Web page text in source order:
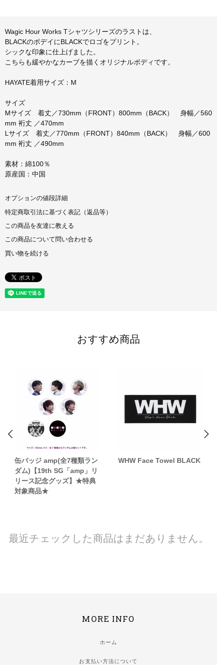
Wagic Hour Works Tシャツシリーズのラストは、
BLACKのボデイにBLACKでロゴをプリント。
シックな印象に仕上げました。
こちらも緩やかなカーブを描くオリジナルボディです。
HAYATE着用サイズ：M
サイズ
Mサイズ 着丈／730mm（FRONT）800mm（BACK） 身幅／560
mm 裄丈 ／470mm
Lサイズ 着丈／770mm（FRONT）840mm（BACK） 身幅／600
mm 裄丈 ／490mm
素材：綿100％
原産国：中国
オプションの値段詳細
特定商取引法に基づく表記（返品等）
この商品を友達に教える
この商品について問い合わせる
買い物を続ける
おすすめ商品
缶バッジ amp(全7種類ラン
ダム)【19th SG「amp」リ
リース記念グッズ】★特典
対象商品★
WHW Face Towel BLACK
最近チェックした商品はまだありません。
MORE INFO
ホーム
お支払い方法について